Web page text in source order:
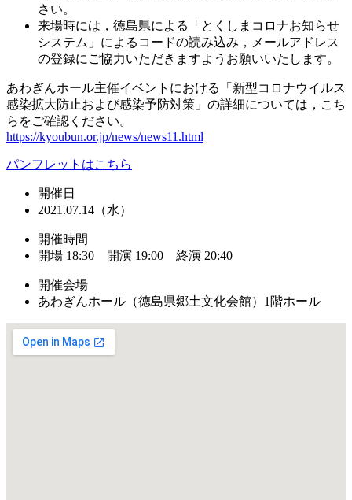
さい。
来場時には，徳島県による「とくしまコロナお知らせ
システム」によるコードの読み込み，メールアドレス
の登録にご協力いただきますようお願いいたします。
あわぎんホール主催イベントにおける「新型コロナウイルス
感染拡大防止および感染予防対策」の詳細については，こち
らをご確認ください。
https://kyoubun.or.jp/news/news11.html
パンフレットはこちら
開催日
2021.07.14（水）
開催時間
開場 18:30 開演 19:00 終演 20:40
開催会場
あわぎんホール（徳島県郷土文化会館）1階ホール